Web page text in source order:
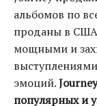
альбомов по
проданы в
мощными и
эмоций.
популярных и